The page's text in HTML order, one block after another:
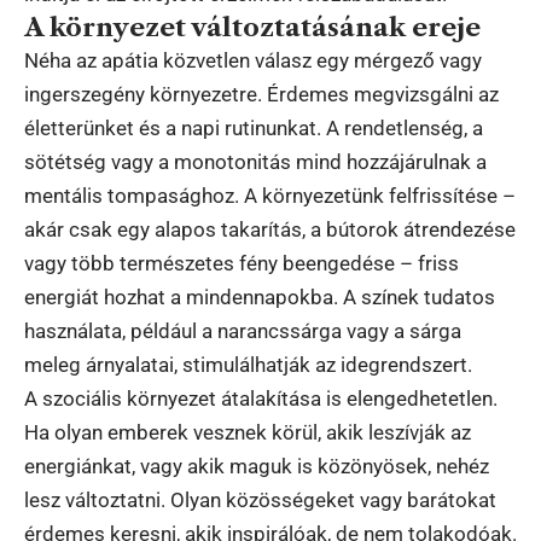
A környezet változtatásának ereje
Néha az apátia közvetlen válasz egy mérgező vagy
ingerszegény környezetre. Érdemes megvizsgálni az
életterünket és a napi rutinunkat. A rendetlenség, a
sötétség vagy a monotonitás mind hozzájárulnak a
mentális tompasághoz. A környezetünk felfrissítése –
akár csak egy alapos takarítás, a bútorok átrendezése
vagy több természetes fény beengedése – friss
energiát hozhat a mindennapokba. A színek tudatos
használata, például a narancssárga vagy a sárga
meleg árnyalatai, stimulálhatják az idegrendszert.
A szociális környezet átalakítása is elengedhetetlen.
Ha olyan emberek vesznek körül, akik leszívják az
energiánkat, vagy akik maguk is közönyösek, nehéz
lesz változtatni. Olyan közösségeket vagy barátokat
érdemes keresni, akik inspirálóak, de nem tolakodóak.